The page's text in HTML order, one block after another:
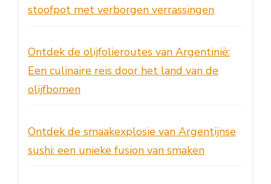
stoofpot met verborgen verrassingen
Ontdek de olijfolieroutes van Argentinië:
Een culinaire reis door het land van de
olijfbomen
Ontdek de smaakexplosie van Argentijnse
sushi: een unieke fusion van smaken